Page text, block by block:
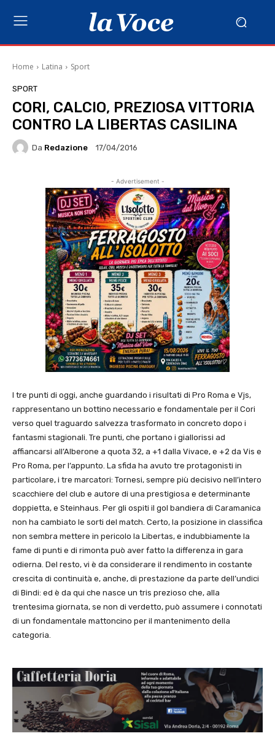
Home Latina Sport
SPORT
CORI, CALCIO, PREZIOSA VITTORIA
CONTRO LA LIBERTAS CASILINA
Da Redazione 17/04/2016
- Advertisement -
I tre punti di oggi, anche guardando i risultati di Pro Roma e Vjs,
rappresentano un bottino necessario e fondamentale per il Cori
verso quel traguardo salvezza trasformato in concreto dopo i
fantasmi stagionali. Tre punti, che portano i giallorissi ad
affiancarsi all’Alberone a quota 32, a +1 dalla Vivace, e +2 da Vis e
Pro Roma, per l’appunto. La sfida ha avuto tre protagonisti in
particolare, i tre marcatori: Tornesi, sempre più decisivo nell’intero
scacchiere del club e autore di una prestigiosa e determinante
doppietta, e Steinhaus. Per gli ospiti il gol bandiera di Caramanica
non ha cambiato le sorti del match. Certo, la posizione in classifica
non sembra mettere in pericolo la Libertas, e indubbiamente la
fame di punti e di rimonta può aver fatto la differenza in gara
odierna. Del resto, vi è da considerare il rendimento in costante
crescita di continuità e, anche, di prestazione da parte dell’undici
di Bindi: ed è da qui che nasce un tris prezioso che, alla
trentesima giornata, se non di verdetto, può assumere i connotati
di un fondamentale mattoncino per il mantenimento della
categoria.